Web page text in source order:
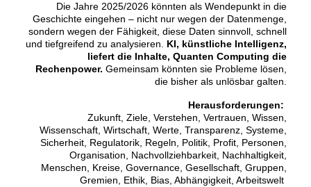
Die Jahre 2025/2026 könnten als Wendepunkt in die
Geschichte eingehen – nicht nur wegen der Datenmenge,
sondern wegen der Fähigkeit, diese Daten sinnvoll, schnell
und tiefgreifend zu analysieren. KI, künstliche Intelligenz,
liefert die Inhalte, Quanten Computing die
Rechenpower. Gemeinsam könnten sie Probleme lösen,
die bisher als unlösbar galten.
Herausforderungen:
Zukunft, Ziele, Verstehen, Vertrauen, Wissen,
Wissenschaft, Wirtschaft, Werte, Transparenz, Systeme,
Sicherheit, Regulatorik, Regeln, Politik, Profit, Personen,
Organisation, Nachvollziehbarkeit, Nachhaltigkeit,
Menschen, Kreise, Governance, Gesellschaft, Gruppen,
Gremien, Ethik, Bias, Abhängigkeit, Arbeitswelt